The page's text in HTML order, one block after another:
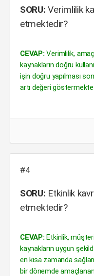
SORU: Verimlilik
etmektedir?
CEVAP: Verimlilik,
kaynakların doğru
işin doğru yapılması
artı değeri
#4
SORU: Etkinlik
etmektedir?
CEVAP: Etkinlik,
kaynakların uygun
en kısa zamanda
bir dönemde